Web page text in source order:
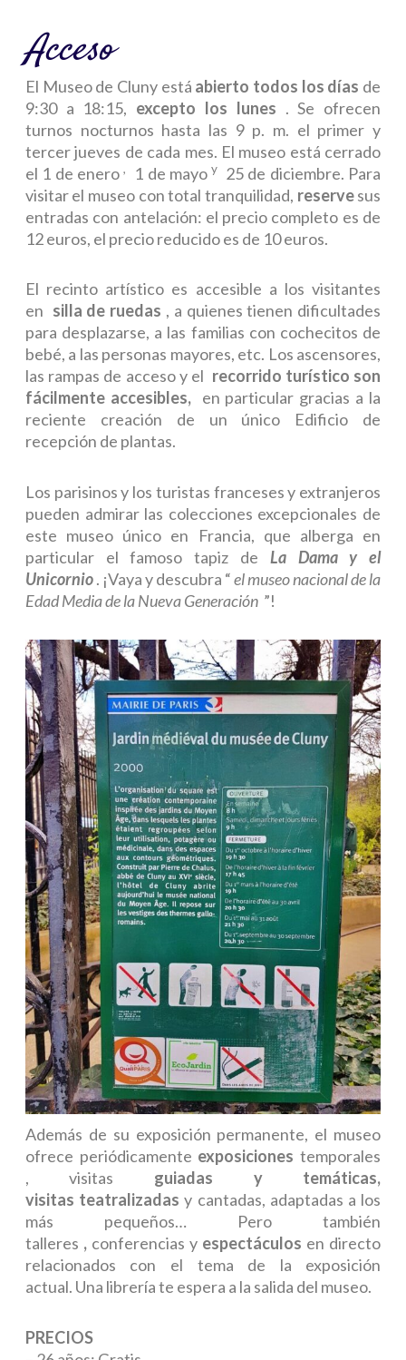
Acceso
El Museo de Cluny está abierto todos los días de
9:30 a 18:15, excepto los lunes . Se ofrecen
turnos nocturnos hasta las 9 p. m. el primer y
tercer jueves de cada mes. El museo está cerrado
el 1 de enero, 1 de mayoy
25 de diciembre. Para
visitar el museo con total tranquilidad, reservesus
entradas con antelación: el precio completo es de
12 euros, el precio reducido es de 10 euros.
El recinto artístico es accesible a los visitantes
en silla de ruedas , a quienes tienen dificultades
para desplazarse, a las familias con cochecitos de
bebé, a las personas mayores, etc. Los ascensores,
las rampas de acceso y el recorrido turístico son
fácilmente accesibles,en particular gracias a la
reciente creación de un único Edificio de
recepción de plantas.
Los parisinos y los turistas franceses y extranjeros
pueden admirar las colecciones excepcionales de
este museo único en Francia, que alberga en
particular el famoso tapiz de La Dama y el
Unicornio. ¡Vaya y descubra “el museo nacional de la
Edad Media de la Nueva Generación ”!
Además de su exposición permanente, el museo
ofrece periódicamente exposiciones temporales
, visitas guiadas y temáticas,
visitas teatralizadas y cantadas, adaptadas a los
más pequeños… Pero también
talleres ,conferencias y espectáculos en directo
relacionados con el tema de la exposición
actual. Una librería te espera a la salida del museo.
PRECIOS